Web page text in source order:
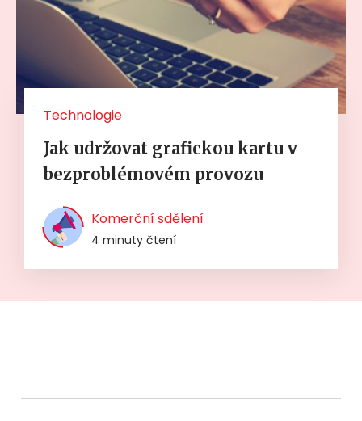
Technologie
Jak udržovat grafickou kartu v
bezproblémovém provozu
Komerční sdělení
4 minuty čtení